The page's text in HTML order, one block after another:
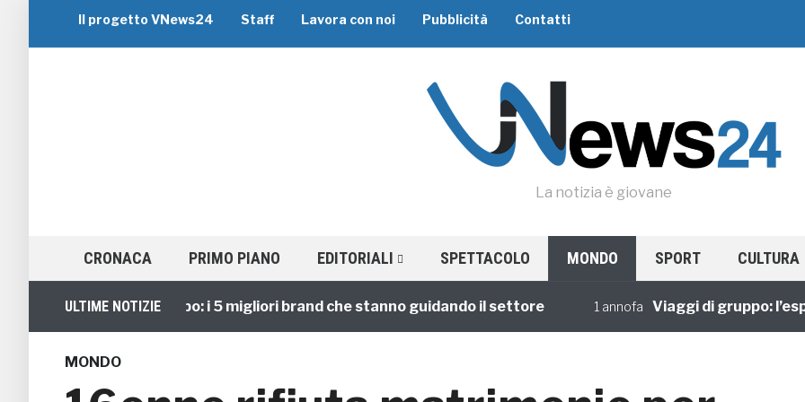
Il progetto VNews24 Staff Lavora con noi Pubblicità Contatti
La notizia è giovane
CRONACA PRIMO PIANO EDITORIALI SPETTACOLO MONDO SPORT CULTURA
ULTIME NOTIZIE
Viaggi di Gruppo: i 5 migliori brand che stanno guidando il settore 1 annofa Viaggi di gruppo:
MONDO